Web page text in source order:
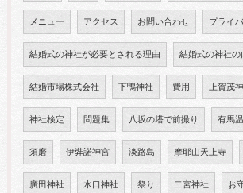
メニュー アクセス お問い合わせ プライ
結婚式の神社が必要とされる理由 結婚式の神社の
結婚市場株式会社 下鴨神社 費用 上賀茂
神社検定 問題集 八坂の塔で前撮り 有馬
須磨 伊弉諾神宮 淡路島 摩耶山天上寺
廣田神社 水口神社 祭り 二宮神社 お